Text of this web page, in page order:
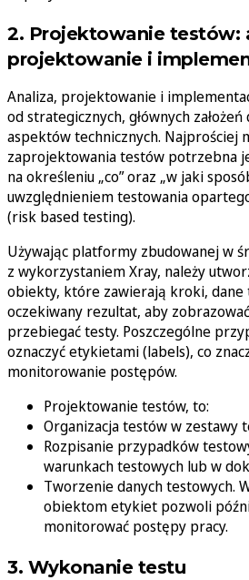
2. Projektowanie testów:
projektowanie i
Analiza, projektowanie i
od strategicznych, głównych
aspektów technicznych. Najprościej
zaprojektowania testów potrzebna
na określeniu „co” oraz „w jaki
uwzględnieniem testowania
(risk based testing).
Używając platformy zbudowanej w
z wykorzystaniem Xray, należy
obiekty, które zawierają kroki, dane
oczekiwany rezultat, aby
przebiegać testy. Poszczególne
oznaczyć etykietami (labels), co
monitorowanie postępów.
Projektowanie testów, to:
Organizacja testów w zestawy
Rozpisanie przypadków
warunkach testowych lub w
Tworzenie danych testowych.
obiektom etykiet pozwoli
monitorować postępy pracy.
3. Wykonanie testu